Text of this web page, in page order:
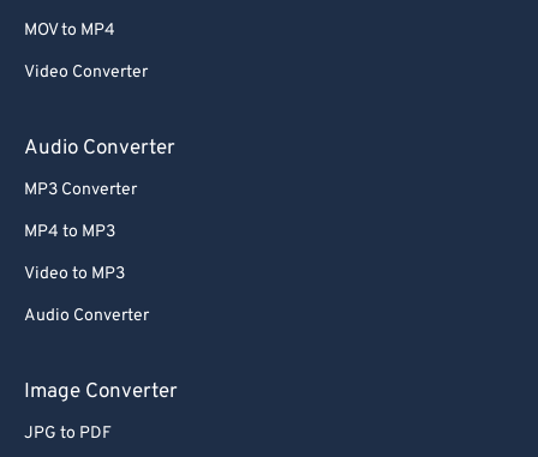
MOV to MP4
Video Converter
Audio Converter
MP3 Converter
MP4 to MP3
Video to MP3
Audio Converter
Image Converter
JPG to PDF